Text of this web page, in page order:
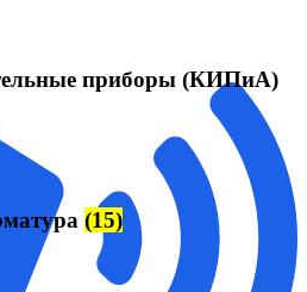
приборы (КИПиА)
(15)